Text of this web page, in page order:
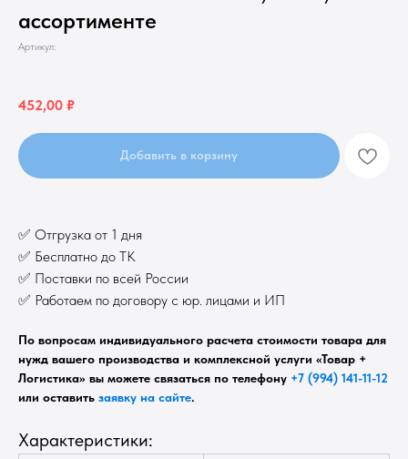
ассортименте
Артикул:
452,00 ₽
Добавить в корзину
✅ Отгрузка от 1 дня
✅ Бесплатно до ТК
✅ Поставки по всей России
✅ Работаем по договору с юр. лицами и ИП
По вопросам индивидуального расчета стоимости товара для
нужд вашего производства и комплексной услуги «Товар +
Логистика» вы можете связаться по телефону +7 (994) 141-11-12
или оставить заявку на сайте.
Характеристики: